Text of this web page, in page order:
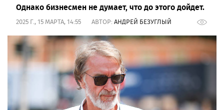
Однако бизнесмен не думает, что до этого дойдет.
2025 Г., 15 МАРТА, 14:55 АВТОР: АНДРЕЙ БЕЗУГЛЫЙ